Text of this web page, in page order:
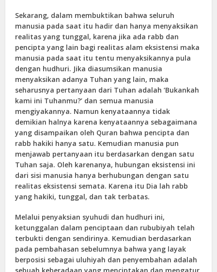
Sekarang, dalam membuktikan bahwa seluruh
manusia pada saat itu hadir dan hanya menyaksikan
realitas yang tunggal, karena jika ada rabb dan
pencipta yang lain bagi realitas alam eksistensi maka
manusia pada saat itu tentu menyaksikannya pula
dengan hudhuri. Jika diasumsikan manusia
menyaksikan adanya Tuhan yang lain, maka
seharusnya pertanyaan dari Tuhan adalah ‘Bukankah
kami ini Tuhanmu?’ dan semua manusia
mengiyakannya. Namun kenyataannya tidak
demikian halnya karena kenyataannya sebagaimana
yang disampaikan oleh Quran bahwa pencipta dan
rabb hakiki hanya satu. Kemudian manusia pun
menjawab pertanyaan itu berdasarkan dengan satu
Tuhan saja. Oleh karenanya, hubungan eksistensi ini
dari sisi manusia hanya berhubungan dengan satu
realitas eksistensi semata. Karena itu Dia lah rabb
yang hakiki, tunggal, dan tak terbatas.
Melalui penyaksian syuhudi dan hudhuri ini,
ketunggalan dalam penciptaan dan rububiyah telah
terbukti dengan sendirinya. Kemudian berdasarkan
pada pembahasan sebelumnya bahwa yang layak
berposisi sebagai uluhiyah dan penyembahan adalah